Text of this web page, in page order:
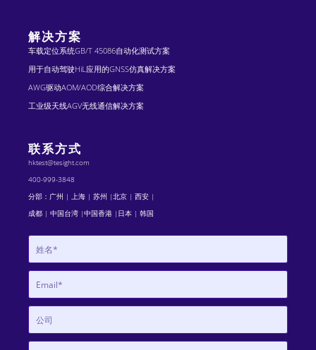
解决方案
车载定位系统GB/T 45086自动化测试方案
用于自动驾驶HiL应用的GNSS仿真解决方案
AWG驱动AOM/AOD综合解决方案
工业级天线AGV无线通信解决方案
联系方式
hktest@tesight.com
400-999-3848
分部：广州 | 上海 | 苏州 |北京 | 西安 |
成都 | 中国台湾 |中国香港 |日本 | 韩国